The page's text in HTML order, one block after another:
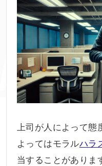
上司が人によって態
よってはモラルハラ
当することがありま